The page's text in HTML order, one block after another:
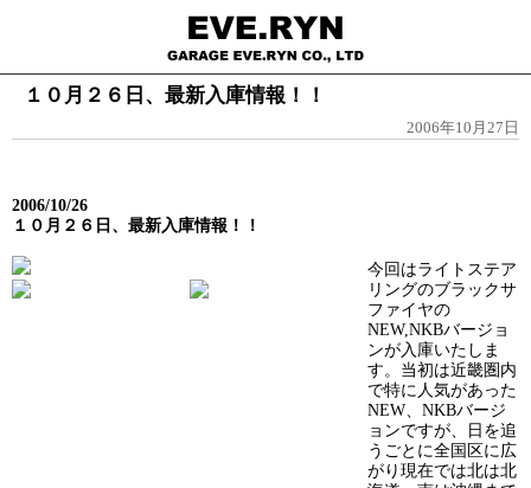
１０月２６日、最新入庫情報！！
2006年10月27日
2006/10/26
１０月２６日、最新入庫情報！！
今回はライトステア
リングのブラックサ
ファイヤの
NEW,NKBバージョ
ンが入庫いたしま
す。当初は近畿圏内
で特に人気があった
NEW、NKBバージ
ョンですが、日を追
うごとに全国区に広
がり現在では北は北